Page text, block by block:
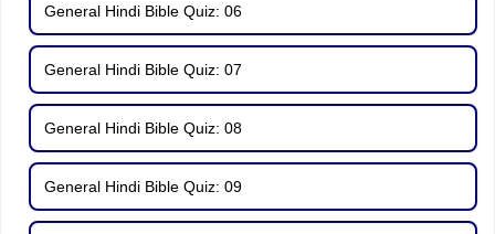
General Hindi Bible Quiz: 06
General Hindi Bible Quiz: 07
General Hindi Bible Quiz: 08
General Hindi Bible Quiz: 09